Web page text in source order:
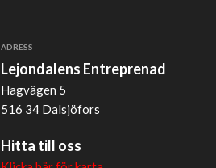
ADRESS
Lejondalens Entreprenad
Hagvägen 5
516 34 Dalsjöfors
Hitta till oss